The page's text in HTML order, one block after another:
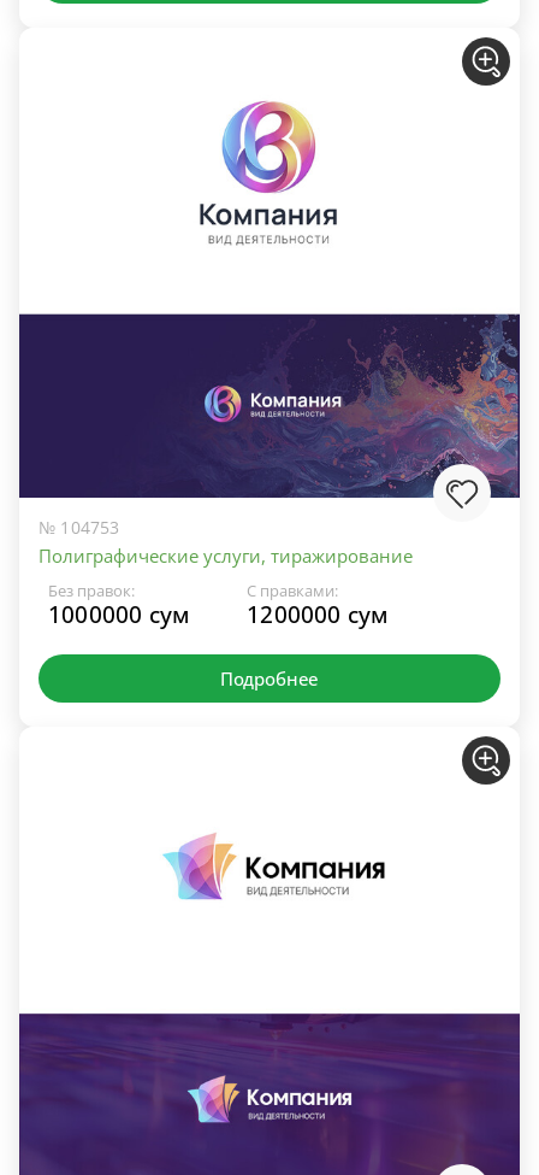
№ 104753
Полиграфические услуги, тиражирование
Без правок:
1000000 сум
С правками:
1200000 сум
Подробнее